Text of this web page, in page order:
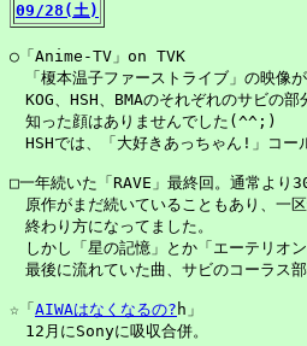
09/28(土)
○「Anime-TV」on TVK
「榎本温子ファーストライブ」の映像が
KOG、HSH、BMAのそれぞれのサビの
知った顔はありませんでした(^^;)
HSHでは、「大好きあっちゃん!」コー
□一年続いた「RAVE」最終回。通常より
原作がまだ続いていることもあり、一
終わり方になってました。
しかし「星の記憶」とか「エーテリオ
最後に流れていた曲、サビのコーラス
☆「 AIWAはなくなるの? h」
12月にSonyに吸収合併。